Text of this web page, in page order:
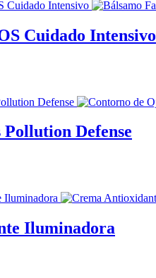
Cuidado Intensivo
Defense
Iluminadora